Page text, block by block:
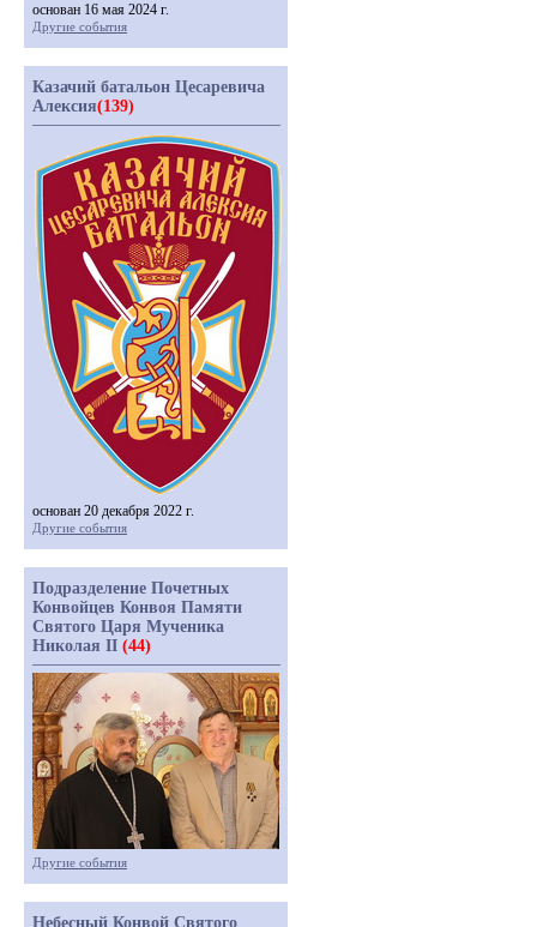
основан 16 мая 2024 г.
Другие события
Казачий батальон Цесаревича
Алексия(139)
основан 20 декабря 2022 г.
Другие события
Подразделение Почетных
Конвойцев Конвоя Памяти
Святого Царя Мученика
Николая II (44)
Другие события
Небесный Конвой Святого